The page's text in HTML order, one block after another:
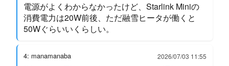
電源がよくわからなかったけど、Starlink Miniの
消費電力は20W前後、ただ融雪ヒータが働くと
50Wぐらいいくらしい。
4: manamanaba 2026/07/03 11:55